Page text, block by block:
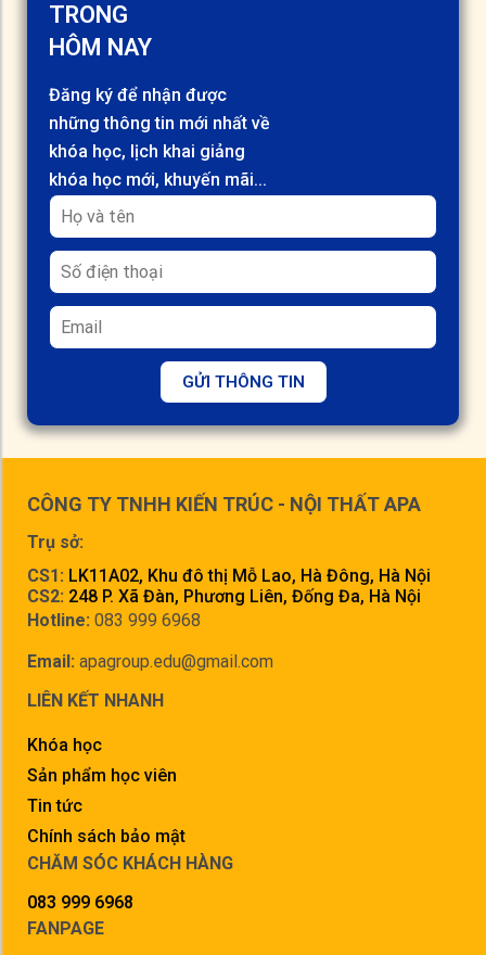
TRONG
HÔM NAY
Đăng ký để nhận được
những thông tin mới nhất về
khóa học, lịch khai giảng
khóa học mới, khuyến mãi...
GỬI THÔNG TIN
CÔNG TY TNHH KIẾN TRÚC - NỘI THẤT APA
Trụ sở:
CS1: LK11A02, Khu đô thị Mỗ Lao, Hà Đông, Hà Nội
CS2: 248 P. Xã Đàn, Phương Liên, Đống Đa, Hà Nội
Hotline: 083 999 6968
Email: apagroup.edu@gmail.com
LIÊN KẾT NHANH
Khóa học
Sản phẩm học viên
Tin tức
Chính sách bảo mật
CHĂM SÓC KHÁCH HÀNG
083 999 6968
FANPAGE